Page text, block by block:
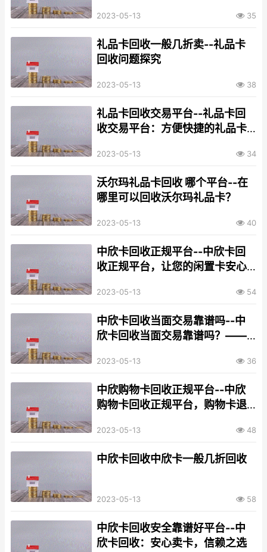
2023-05-13 35
礼品卡回收一般几折卖--礼品卡
回收问题探究
2023-05-13 38
礼品卡回收交易平台--礼品卡回
收交易平台：方便快捷的礼品卡
2023-05-13 34
沃尔玛礼品卡回收 哪个平台--在
哪里可以回收沃尔玛礼品卡？
2023-05-13 40
中欣卡回收正规平台--中欣卡回
收正规平台，让您的闲置卡安心
2023-05-13 54
中欣卡回收当面交易靠谱吗--中
欣卡回收当面交易靠谱吗？——
2023-05-13 36
中欣购物卡回收正规平台--中欣
购物卡回收正规平台，购物卡退
2023-05-13 48
中欣卡回收中欣卡一般几折回收
2023-05-13 58
中欣卡回收安全靠谱好平台--中
欣卡回收：安心卖卡，信赖之选